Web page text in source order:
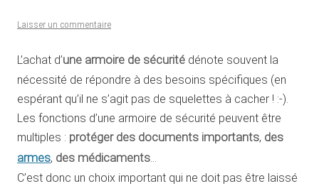
Laisser un commentaire
L’achat d’une armoire de sécurité dénote souvent la
nécessité de répondre à des besoins spécifiques (en
espérant qu’il ne s’agit pas de squelettes à cacher ! :-).
Les fonctions d’une armoire de sécurité peuvent être
multiples : protéger des documents importants, des
armes, des médicaments…
C’est donc un choix important qui ne doit pas être laissé